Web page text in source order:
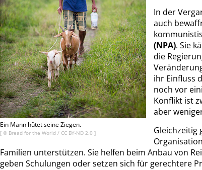
Ein Mann hütet seine Ziegen.
[ © Bread for the World / CC BY-ND 2.0 ]
In der
auch
(NPA). Sie
die
ihr Einfluss
noch vor
Konflikt ist
aber
Gleichzeitig
Familien unterstützen. Sie helfen beim Anbau von
geben Schulungen oder setzen sich für gerechtere